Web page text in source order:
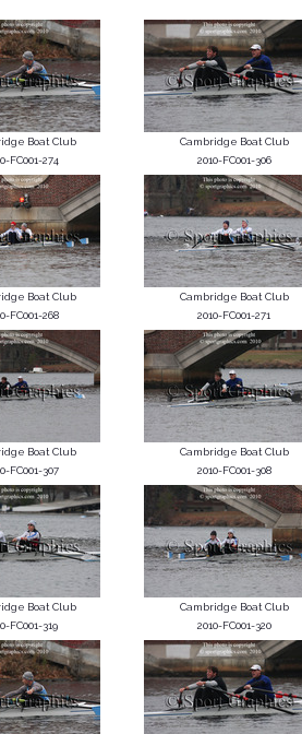
Boat Club
FC001-274
Cambridge Boat Club
2010-FC001-306
Boat Club
FC001-268
Cambridge Boat Club
2010-FC001-271
Boat Club
FC001-307
Cambridge Boat Club
2010-FC001-308
Boat Club
FC001-319
Cambridge Boat Club
2010-FC001-320